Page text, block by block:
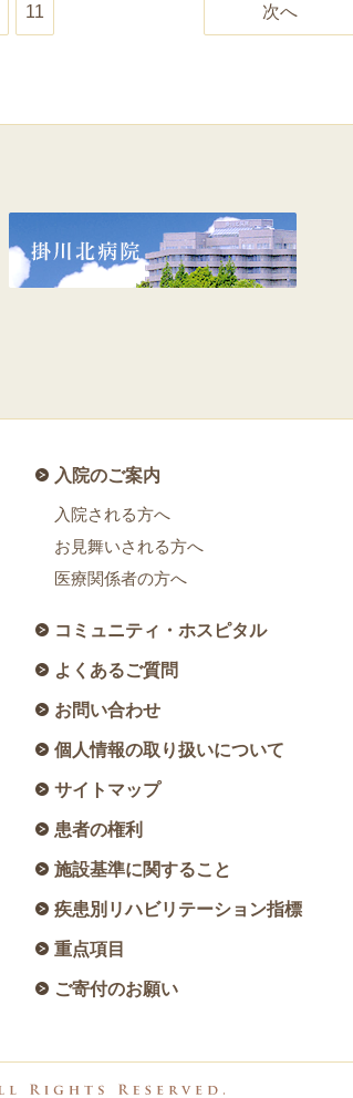
次へ
11
入院のご案内
入院される方へ
お見舞いされる方へ
医療関係者の方へ
コミュニティ・ホスピタル
よくあるご質問
お問い合わせ
個人情報の取り扱いについて
サイトマップ
患者の権利
施設基準に関すること
疾患別リハビリテーション指標
重点項目
ご寄付のお願い